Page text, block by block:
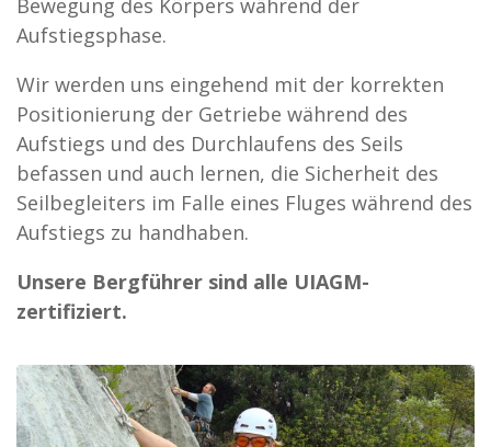
Bewegung des Körpers während der
Aufstiegsphase.
Wir werden uns eingehend mit der korrekten
Positionierung der Getriebe während des
Aufstiegs und des Durchlaufens des Seils
befassen und auch lernen, die Sicherheit des
Seilbegleiters im Falle eines Fluges während des
Aufstiegs zu handhaben.
Unsere Bergführer sind alle UIAGM-
zertifiziert.